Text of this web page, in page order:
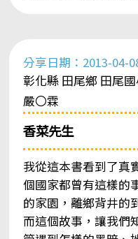
分享日期：2013-04-
彰化縣 田尾鄉 田尾
嚴〇霖
香菜先生
我從這本書看到了真
個國家都曾有這樣的
的家園，離鄉背井的
而這個故事，讓我們